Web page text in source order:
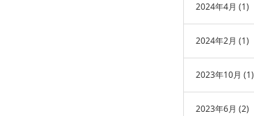
2024年4月 (1)
2024年2月 (1)
2023年10月 (1)
2023年6月 (2)